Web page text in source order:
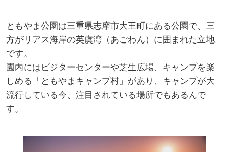
ともやま公園は三重県志摩市大王町にある公園で、三
方がリアス海岸の英虞湾（あごわん）に囲まれた立地
です。
園内にはビジターセンターや芝生広場、キャンプを楽
しめる「ともやまキャンプ村」があり、キャンプが大
流行している今、注目されている場所でもあるんで
す。